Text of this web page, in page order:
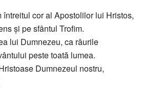
întreitul cor al Apostolilor lui Hristos,
și pe sfântul Trofim.
lui Dumnezeu, ca râurile
peste toată lumea.
Dumnezeul nostru,